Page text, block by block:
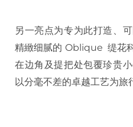
另一亮点为专为此打造、
精緻细腻的 Oblique 缇花
在边角及提把处包覆珍贵
以分毫不差的卓越工艺为旅